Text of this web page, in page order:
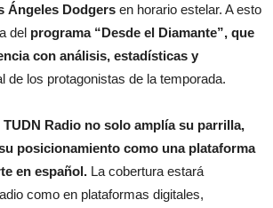
Ángeles Dodgers en horario estelar. A esto
del programa “Desde el Diamante”, que
con análisis, estadísticas y
de los protagonistas de la temporada.
TUDN Radio no solo amplía su parrilla,
posicionamiento como una plataforma
en español. La cobertura estará
como en plataformas digitales,